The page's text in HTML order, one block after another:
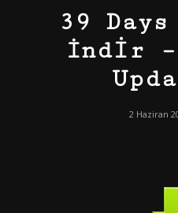
39
İndir
2 Haziran